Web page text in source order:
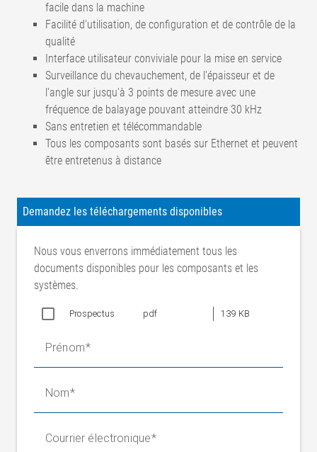
facile dans la machine
Facilité d'utilisation, de configuration et de contrôle de la
qualité
Interface utilisateur conviviale pour la mise en service
Surveillance du chevauchement, de l'épaisseur et de
l'angle sur jusqu'à 3 points de mesure avec une
fréquence de balayage pouvant atteindre 30 kHz
Sans entretien et télécommandable
Tous les composants sont basés sur Ethernet et peuvent
être entretenus à distance
Type de capteur
Capteur de distance laser ponctuel
2 (inutile de nommer un responsable
pour la protection laser)
Longueur d'onde
658 nm
Écartement de
Étendue de mesure
Résolution verticale
Linéarité
±0,010 mm
Précision (longueur
(épaisseur)
±0,1 mm
Demandez les téléchargements disponibles
Nous vous enverrons immédiatement tous les
documents disponibles pour les composants et les
systèmes.
Prospectus pdf 139 KB
Prénom
Nom
Courrier électronique